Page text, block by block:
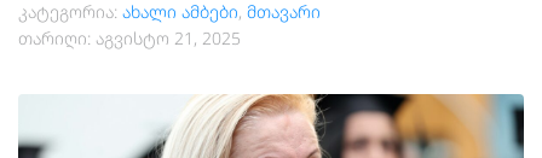
კატეგორია: ახალი ამბები, მთავარი
თარიღი: აგვისტო 21, 2025